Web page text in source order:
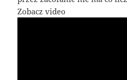
Zobacz video